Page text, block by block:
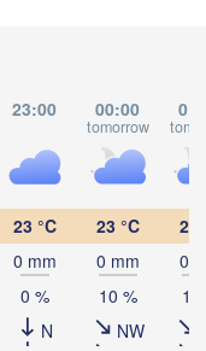
23:00 00:00
tomorrow
23 °C
0 mm
0 %
N
23 °C
0 mm
10 %
NW
23
0
10
Керчь
(Kerch)